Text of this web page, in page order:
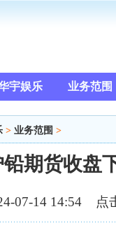
宇娱乐 业务范围
> 业务范围 >
期货收盘
07-14 14:54 点